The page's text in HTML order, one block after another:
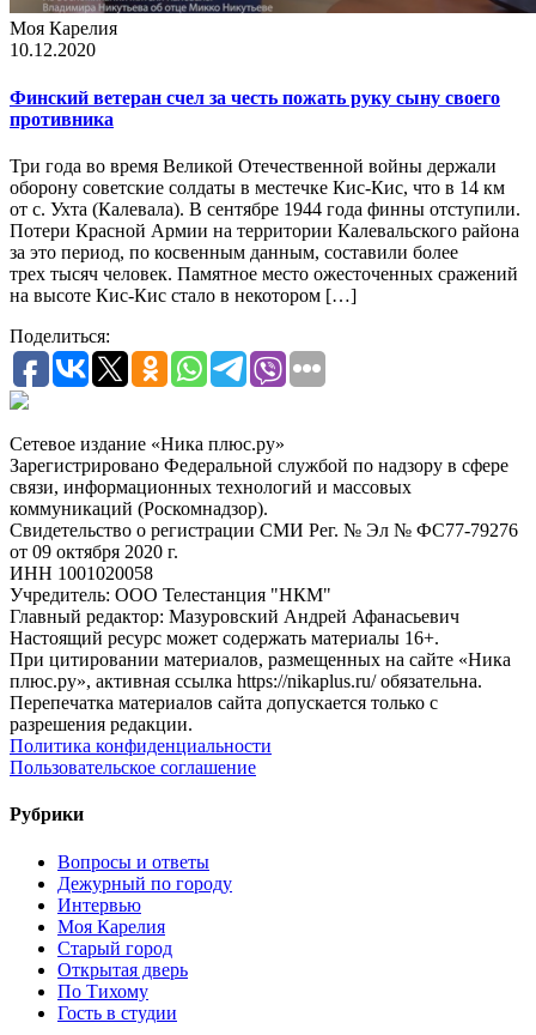
Моя Карелия
10.12.2020
Финский ветеран счел за честь пожать руку сыну своего
противника
Три года во время Великой Отечественной войны держали
оборону советские солдаты в местечке Кис-Кис, что в 14 км
от с. Ухта (Калевала). В сентябре 1944 года финны отступили.
Потери Красной Армии на территории Калевальского района
за это период, по косвенным данным, составили более
трех тысяч человек. Памятное место ожесточенных сражений
на высоте Кис-Кис стало в некотором […]
Поделиться:
Сетевое издание «Ника плюс.ру»
Зарегистрировано Федеральной службой по надзору в сфере
связи, информационных технологий и массовых
коммуникаций (Роскомнадзор).
Свидетельство о регистрации СМИ Рег. № Эл № ФС77-79276
от 09 октября 2020 г.
ИНН 1001020058
Учредитель: ООО Телестанция "НКМ"
Главный редактор: Мазуровский Андрей Афанасьевич
Настоящий ресурс может содержать материалы 16+.
При цитировании материалов, размещенных на сайте «Ника
плюс.ру», активная ссылка https://nikaplus.ru/ обязательна.
Перепечатка материалов сайта допускается только с
разрешения редакции.
Политика конфиденциальности
Пользовательское соглашение
Рубрики
Вопросы и ответы
Дежурный по городу
Интервью
Моя Карелия
Старый город
Открытая дверь
По Тихому
Гость в студии